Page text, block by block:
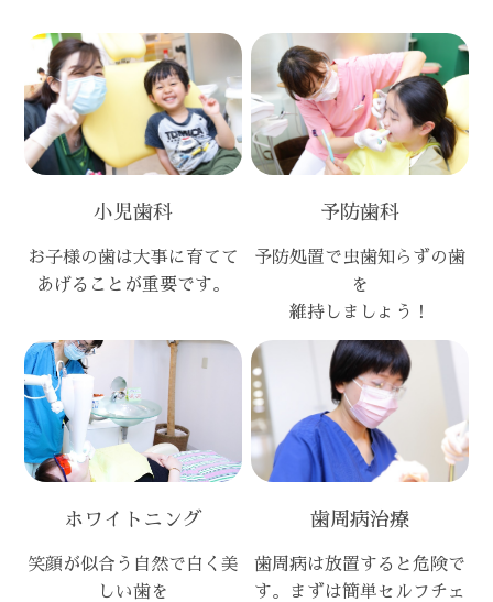
小児歯科
お子様の歯は大事に育てて
あげることが重要です。
予防歯科
予防処置で虫歯知らずの歯
を
維持しましょう！
ホワイトニング
笑顔が似合う自然で白く美
しい歯を
歯周病治療
歯周病は放置すると危険で
す。まずは簡単セルフチェ